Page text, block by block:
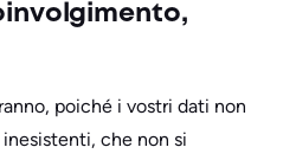
poiché i vostri dati non
che non si